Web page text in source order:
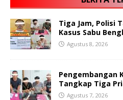
Tiga Jam, Polisi
Kasus Sabu
Agustus 8, 2026
Pengembangan
Tangkap Tiga
Agustus 7, 2026